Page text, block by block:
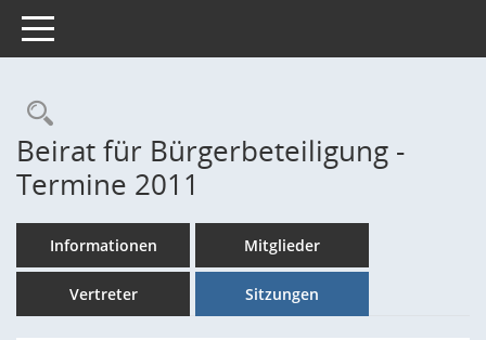
Toggle navigation
Rechercheauswahl
Beirat für Bürgerbeteiligung -
Termine 2011
Informationen Mitglieder
Vertreter Sitzungen